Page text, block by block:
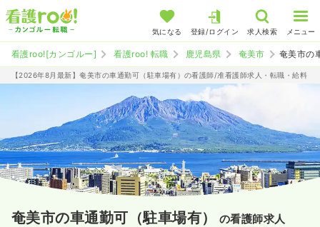
気になる 登録/ログイン 求人検索 メニュー
看護roo![カンゴルー] 看護roo! 転職 鹿児島県 奄美市 奄美市の
【2026年8月最新】奄美市の車通勤可（駐車場有）の看護師/准看護師求人・転職・給料
奄美市の車通勤可（駐車場有） の看護師求人